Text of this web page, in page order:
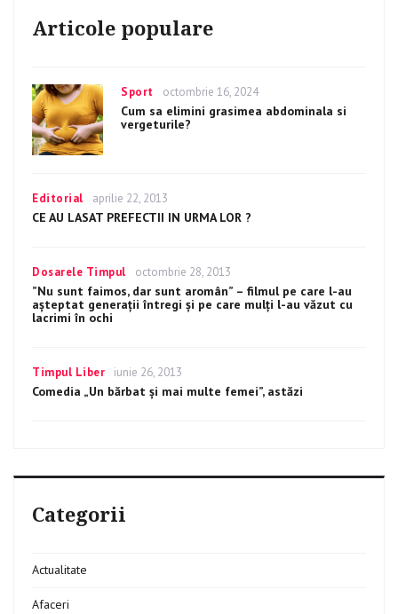
Articole populare
Categories
Sport
Posted
on
octombrie 16, 2024
Cum sa elimini grasimea abdominala si
vergeturile?
Categories
Editorial
Posted
on
aprilie 22, 2013
CE AU LASAT PREFECTII IN URMA LOR ?
Categories
Dosarele Timpul
Posted
on
octombrie 28, 2013
”Nu sunt faimos, dar sunt aromân” – filmul pe care l-au
așteptat generații întregi și pe care mulți l-au văzut cu
lacrimi în ochi
Categories
Timpul Liber
Posted
on
iunie 26, 2013
Comedia „Un bărbat şi mai multe femei”, astăzi
Categorii
Actualitate
Afaceri